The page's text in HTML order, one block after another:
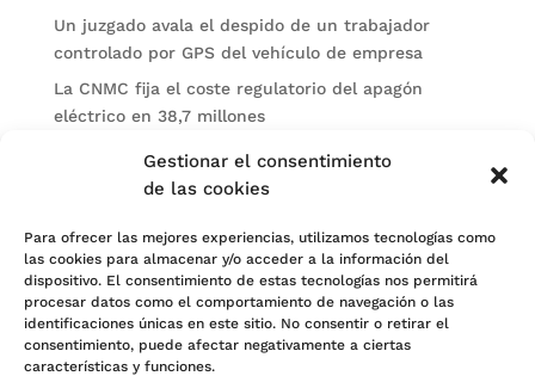
Gestionar el consentimiento
de las cookies
Para ofrecer las mejores experiencias, utilizamos tecnologías como
las cookies para almacenar y/o acceder a la información del
dispositivo. El consentimiento de estas tecnologías nos permitirá
procesar datos como el comportamiento de navegación o las
identificaciones únicas en este sitio. No consentir o retirar el
consentimiento, puede afectar negativamente a ciertas
características y funciones.
Un juzgado avala el despido de un trabajador
controlado por GPS del vehículo de empresa
La CNMC fija el coste regulatorio del apagón
eléctrico en 38,7 millones
El BOE publica sanciones de la CNMV a Soltec y
Categorías
Actualidad
Noticias Jurídicas
Subastas